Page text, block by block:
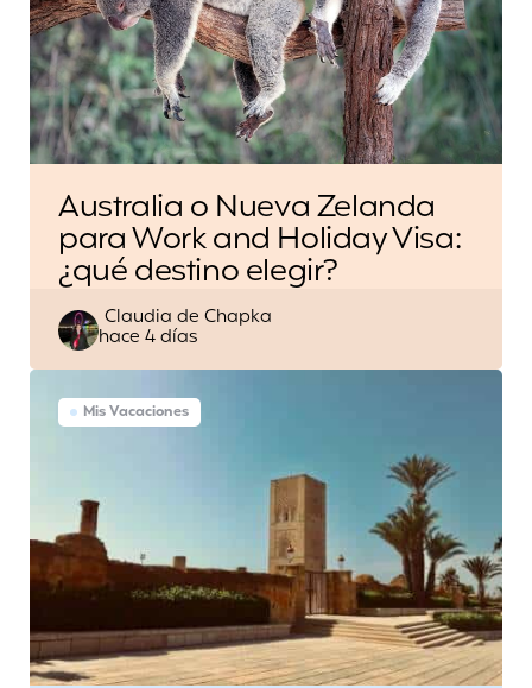
Australia o Nueva Zelanda
para Work and Holiday Visa:
¿qué destino elegir?
Escrito
por
Claudia de Chapka
hace 4 días
Mis Vacaciones